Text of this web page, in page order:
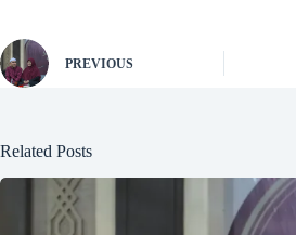
PREVIOUS
Related Posts